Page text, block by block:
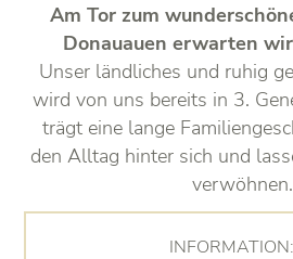
Am Tor zum
Donauauen erwarten
Unser ländliches und ruhig
wird von uns bereits in 3.
trägt eine lange
den Alltag hinter sich und
verwöhnen.
INFORMATION: